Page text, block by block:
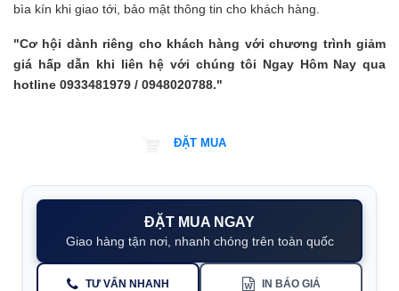
bìa kín khi giao tới, bảo mật thông tin cho khách hàng.
"Cơ hội dành riêng cho khách hàng với chương trình giảm
giá hấp dẫn khi liên hệ với chúng tôi Ngay Hôm Nay qua
hotline 0933481979 / 0948020788."
ĐẶT MUA
ĐẶT MUA NGAY
Giao hàng tận nơi, nhanh chóng trên toàn quốc
TƯ VẤN NHANH IN BÁO GIÁ